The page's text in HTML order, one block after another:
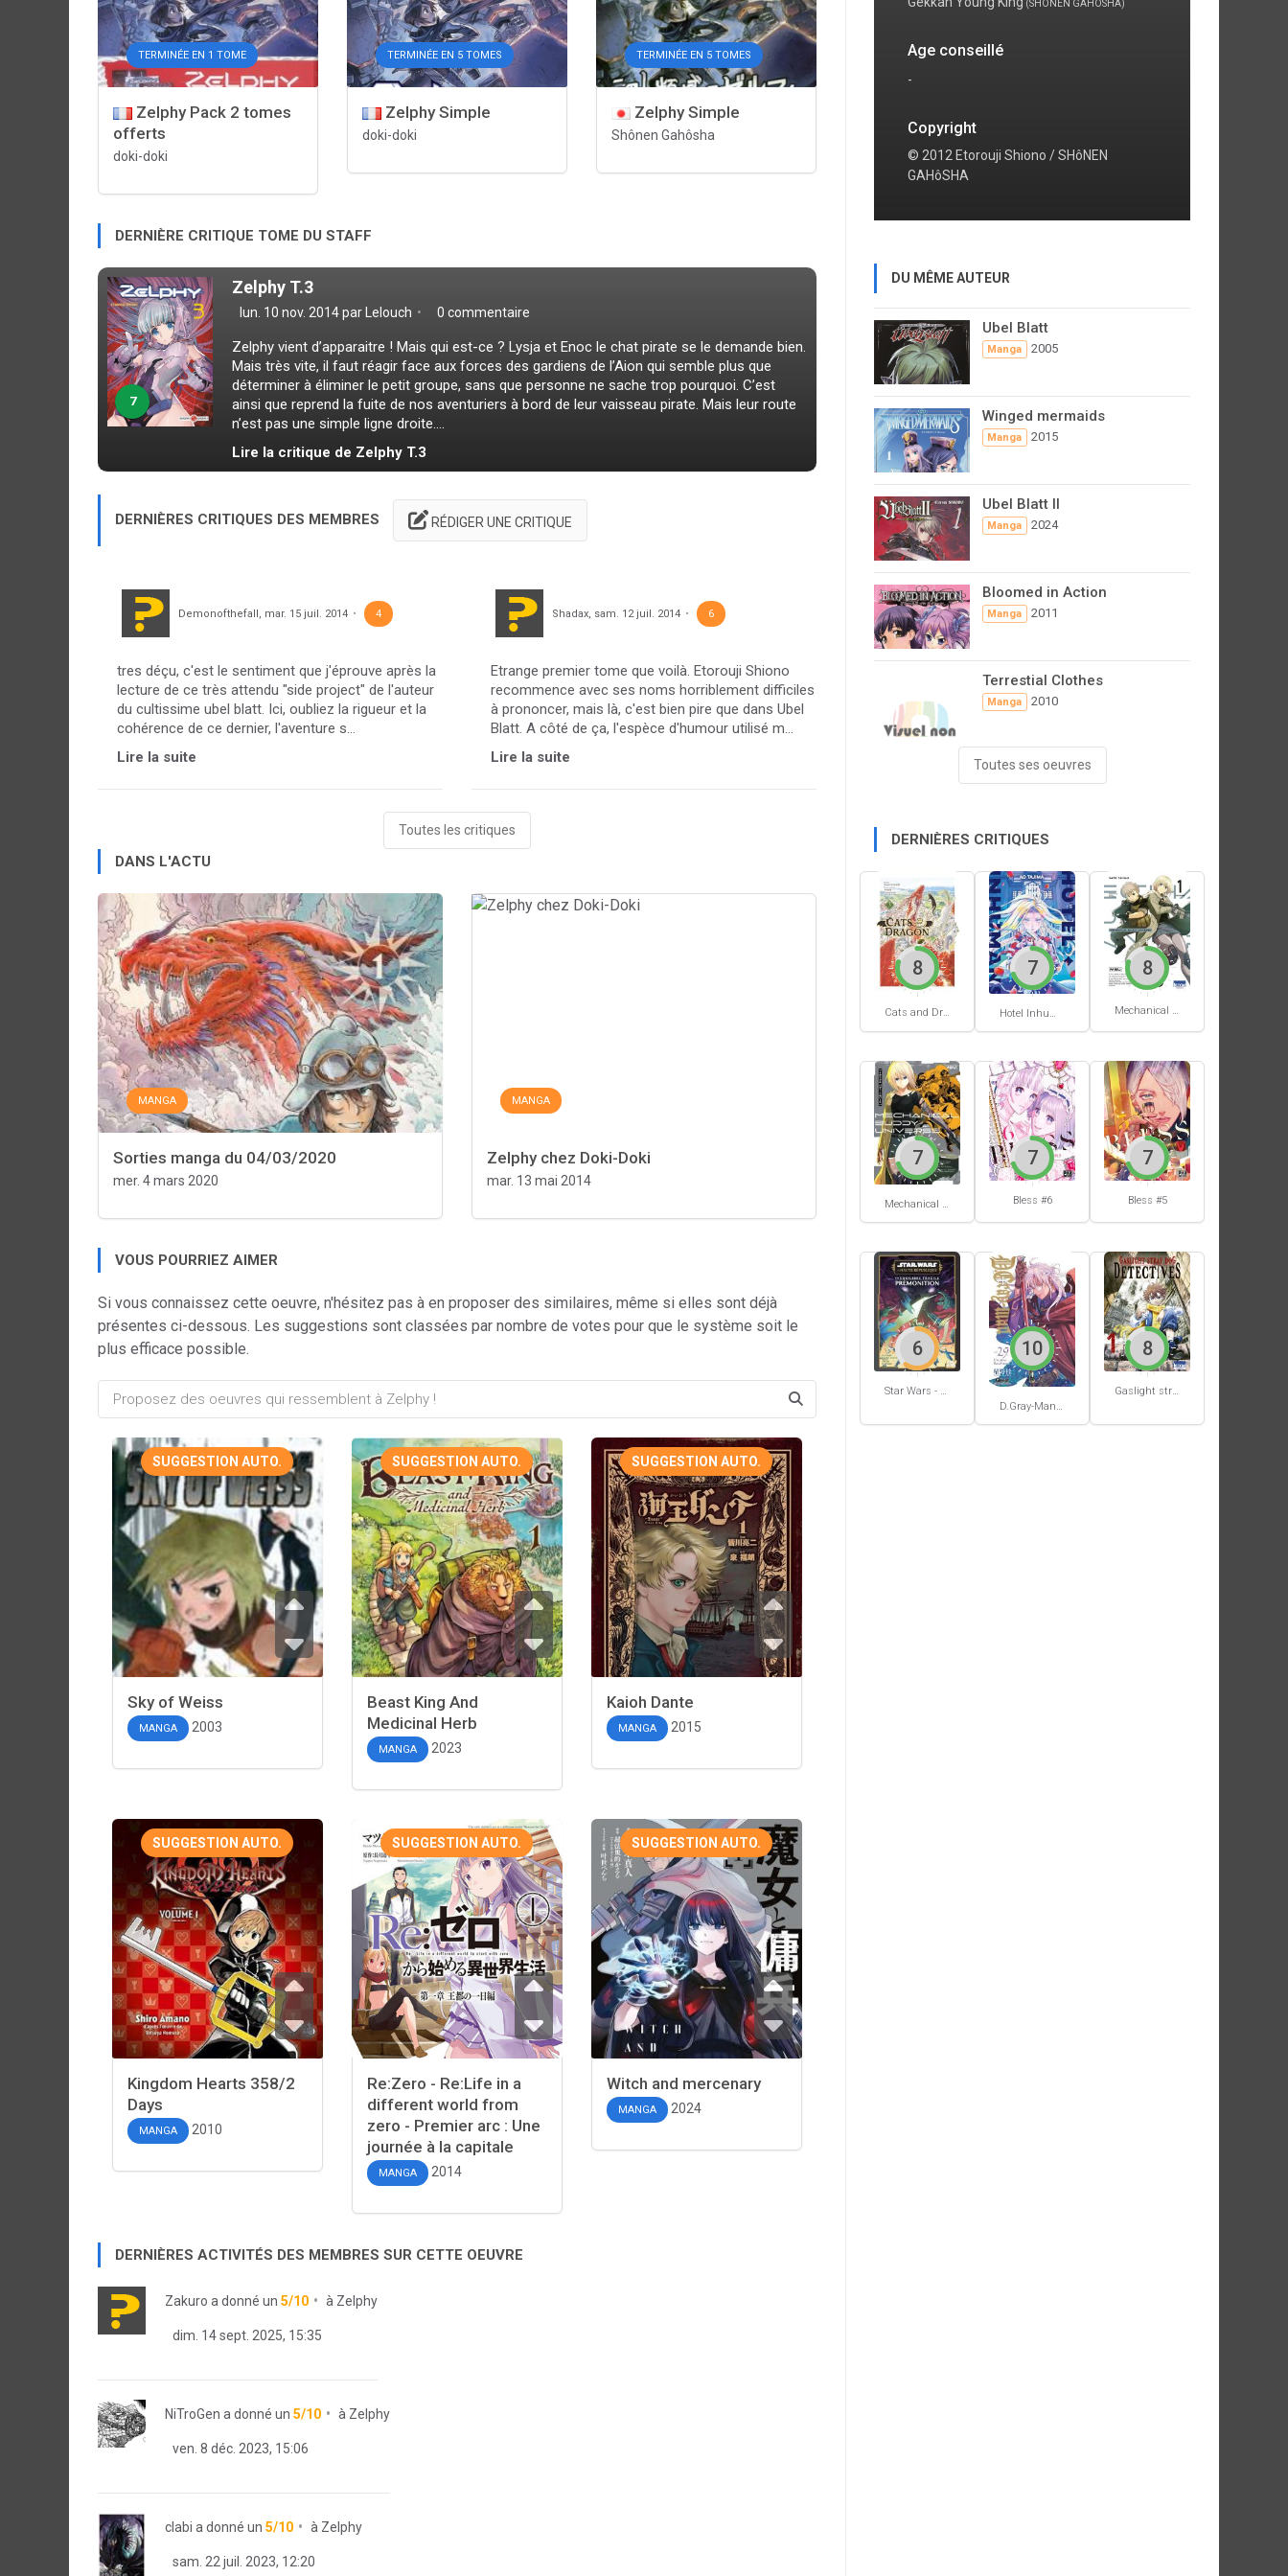
TERMINÉE EN 1 TOME
Zelphy Pack 2 tomes
offerts
doki-doki
TERMINÉE EN 5 TOMES
Zelphy Simple
doki-doki
TERMINÉE EN 5 TOMES
Zelphy Simple
Shônen Gahôsha
DERNIÈRE CRITIQUE TOME DU STAFF
7
Zelphy T.3
lun. 10 nov. 2014 par Lelouch 0 commentaire
Zelphy vient d’apparaitre ! Mais qui est-ce ? Lysja et Enoc le chat pirate se le demande bien.
Mais très vite, il faut réagir face aux forces des gardiens de l’Aion qui semble plus que
déterminer à éliminer le petit groupe, sans que personne ne sache trop pourquoi. C’est
ainsi que reprend la fuite de nos aventuriers à bord de leur vaisseau pirate. Mais leur route
n’est pas une simple ligne droite....
Lire la critique de Zelphy T.3
DERNIÈRES CRITIQUES DES MEMBRES RÉDIGER UNE CRITIQUE
Demonofthefall, mar. 15 juil. 2014 4
tres déçu, c'est le sentiment que j'éprouve après la
lecture de ce très attendu "side project" de l'auteur
du cultissime ubel blatt. Ici, oubliez la rigueur et la
cohérence de ce dernier, l'aventure s...
Lire la suite
Shadax, sam. 12 juil. 2014 6
Etrange premier tome que voilà. Etorouji Shiono
recommence avec ses noms horriblement difficiles
à prononcer, mais là, c'est bien pire que dans Ubel
Blatt. A côté de ça, l'espèce d'humour utilisé m...
Lire la suite
Toutes les critiques
DANS L'ACTU
MANGA
Sorties manga du 04/03/2020
mer. 4 mars 2020
MANGA
Zelphy chez Doki-Doki
mar. 13 mai 2014
VOUS POURRIEZ AIMER
Si vous connaissez cette oeuvre, n'hésitez pas à en proposer des similaires, même si elles sont déjà
présentes ci-dessous. Les suggestions sont classées par nombre de votes pour que le système soit le
plus efficace possible.
SUGGESTION AUTO.
Sky of Weiss
MANGA 2003
SUGGESTION AUTO.
Beast King And
Medicinal Herb
MANGA 2023
SUGGESTION AUTO.
Kaioh Dante
MANGA 2015
SUGGESTION AUTO.
Kingdom Hearts 358/2
Days
MANGA 2010
SUGGESTION AUTO.
Re:Zero - Re:Life in a
different world from
zero - Premier arc : Une
journée à la capitale
MANGA 2014
SUGGESTION AUTO.
Witch and mercenary
MANGA 2024
DERNIÈRES ACTIVITÉS DES MEMBRES SUR CETTE OEUVRE
Zakuro a donné un 5/10 à Zelphy
dim. 14 sept. 2025, 15:35
NiTroGen a donné un 5/10 à Zelphy
ven. 8 déc. 2023, 15:06
clabi a donné un 5/10 à Zelphy
sam. 22 juil. 2023, 12:20
(SHÔNEN GAHÔSHA)
Age conseillé
-
Copyright
© 2012 Etorouji Shiono / SHôNEN
GAHôSHA
DU MÊME AUTEUR
Ubel Blatt
Manga 2005
Winged mermaids
Manga 2015
Ubel Blatt II
Manga 2024
Bloomed in Action
Manga 2011
Terrestial Clothes
Manga 2010
Toutes ses oeuvres
DERNIÈRES CRITIQUES
Cats and Dragon #3
8
Hotel Inhumans #1
7
Mechanical Buddy Universe #1
8
Mechanical Buddy Universe #0
7
Bless #6
7
Bless #5
7
6
D.Gray-Man #29
10 8